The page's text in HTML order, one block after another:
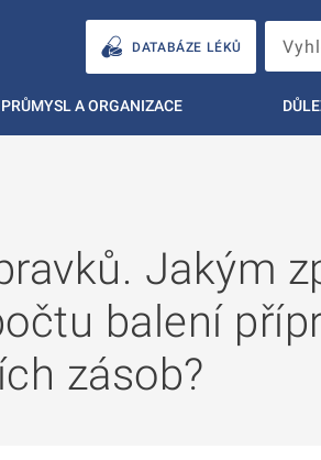
DATABÁZE LÉKŮ
PRŮMYSL A ORGANIZACE
Jakým
balení
zásob?